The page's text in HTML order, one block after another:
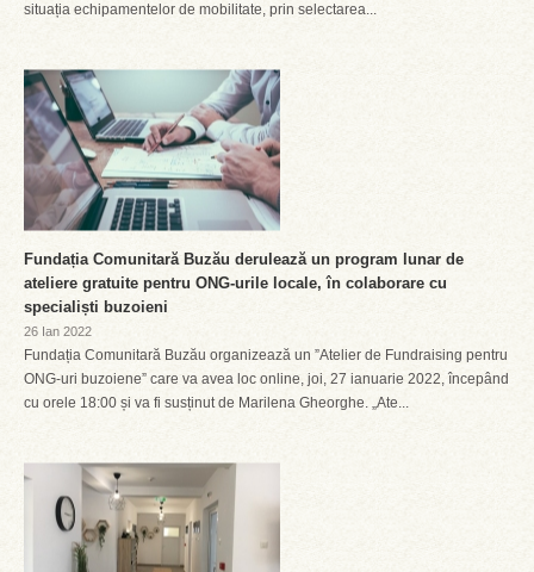
situația echipamentelor de mobilitate, prin selectarea...
Fundația Comunitară Buzău derulează un program lunar de
ateliere gratuite pentru ONG-urile locale, în colaborare cu
specialiști buzoieni
26 Ian 2022
Fundația Comunitară Buzău organizează un ”Atelier de Fundraising pentru
ONG-uri buzoiene” care va avea loc online, joi, 27 ianuarie 2022, începând
cu orele 18:00 și va fi susținut de Marilena Gheorghe. „Ate...